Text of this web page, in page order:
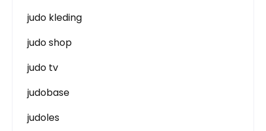
judo kleding
judo shop
judo tv
judobase
judoles